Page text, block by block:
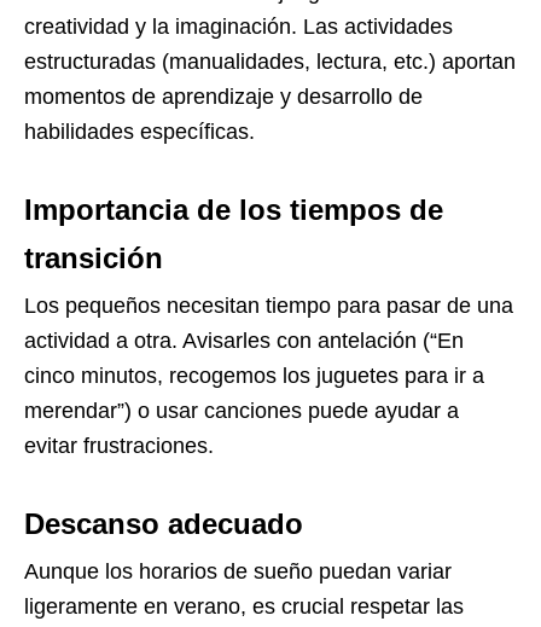
creatividad y la imaginación. Las actividades
estructuradas (manualidades, lectura, etc.) aportan
momentos de aprendizaje y desarrollo de
habilidades específicas.
Importancia de los tiempos de
transición
Los pequeños necesitan tiempo para pasar de una
actividad a otra. Avisarles con antelación (“En
cinco minutos, recogemos los juguetes para ir a
merendar”) o usar canciones puede ayudar a
evitar frustraciones.
Descanso adecuado
Aunque los horarios de sueño puedan variar
ligeramente en verano, es crucial respetar las